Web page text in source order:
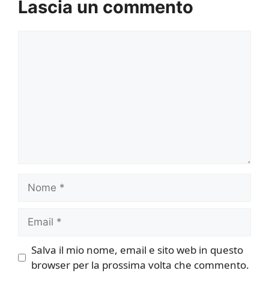
Lascia un commento
Nome
Email
Salva il mio nome, email e sito web in questo
browser per la prossima volta che commento.